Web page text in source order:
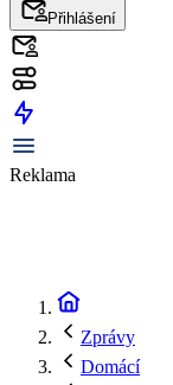
Přihlášení
Reklama
Zprávy
Domácí